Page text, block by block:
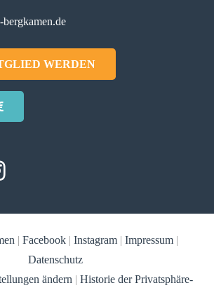
WERDEN
| Facebook| Instagram| Impressum|
Datenschutz
ändern | Historie der Privatsphäre-